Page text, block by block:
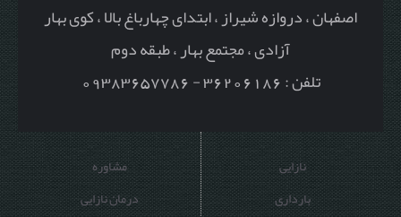
اصفهان ، دروازه شیراز ، ابتدای چهارباغ بالا ، کوی بهار
آزادی ، مجتمع بهار ، طبقه دوم
تلفن : 36206186 - 09383657786
نازایی
بارداری
مشاوره
درمان نازایی